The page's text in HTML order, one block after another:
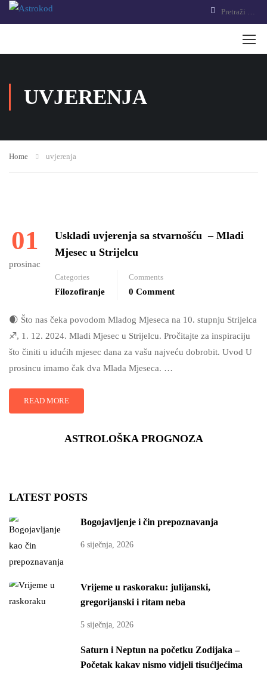
UVJERENJA
Home uvjerenja
01
prosinac
Uskladi uvjerenja sa stvarnošću – Mladi
Mjesec u Strijelcu
Categories
Filozofiranje
Comments
0 Comment
🌒 Što nas čeka povodom Mladog Mjeseca na 10. stupnju Strijelca
♐, 1. 12. 2024. Mladi Mjesec u Strijelcu. Pročitajte za inspiraciju
što činiti u idućih mjesec dana za vašu najveću dobrobit. Uvod U
prosincu imamo čak dva Mlada Mjeseca. …
READ MORE
ASTROLOŠKA PROGNOZA
LATEST POSTS
Bogojavljenje i čin prepoznavanja
6 siječnja, 2026
Vrijeme u raskoraku: julijanski,
gregorijanski i ritam neba
5 siječnja, 2026
Saturn i Neptun na početku Zodijaka –
Početak kakav nismo vidjeli tisućljećima